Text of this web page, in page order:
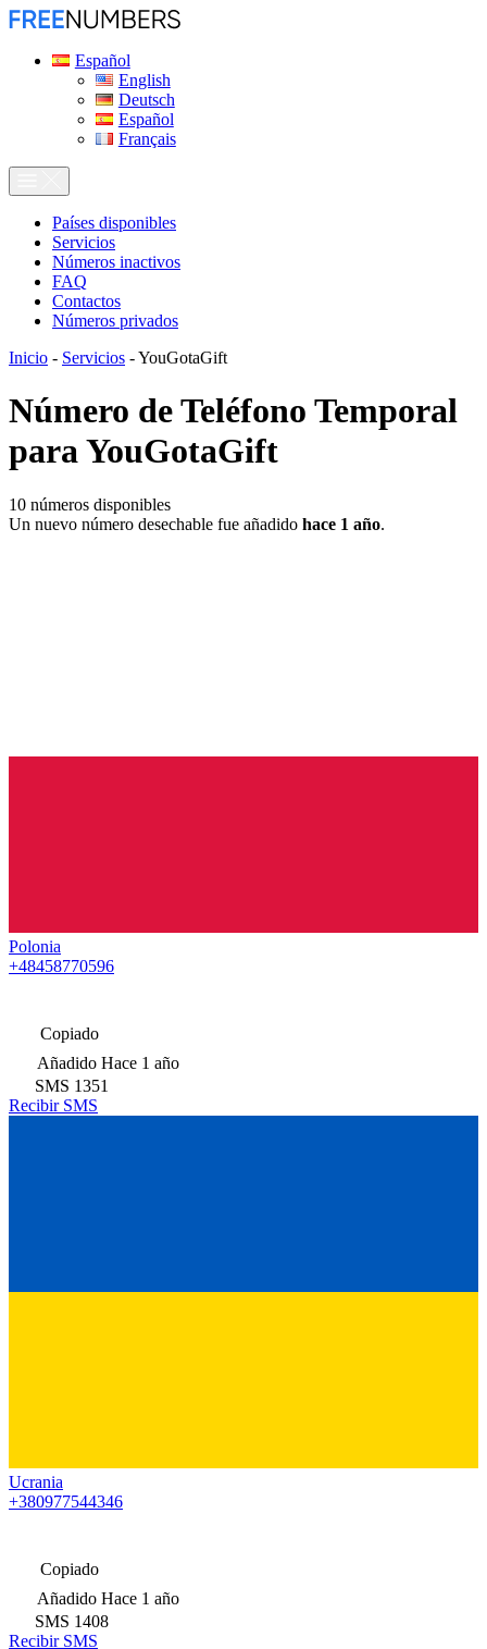
Español
English
Deutsch
Español
Français
Países disponibles
Servicios
Números inactivos
FAQ
Contactos
Números privados
Inicio - Servicios -YouGotaGift
Número de Teléfono Temporal
paraYouGotaGift
10 números disponibles
Un nuevo número desechable fue añadido hace 1 año.
Polonia
+48458770596
Copiado
Añadido Hace 1 año
SMS 1351
Recibir SMS
Ucrania
+380977544346
Copiado
Añadido Hace 1 año
SMS 1408
Recibir SMS